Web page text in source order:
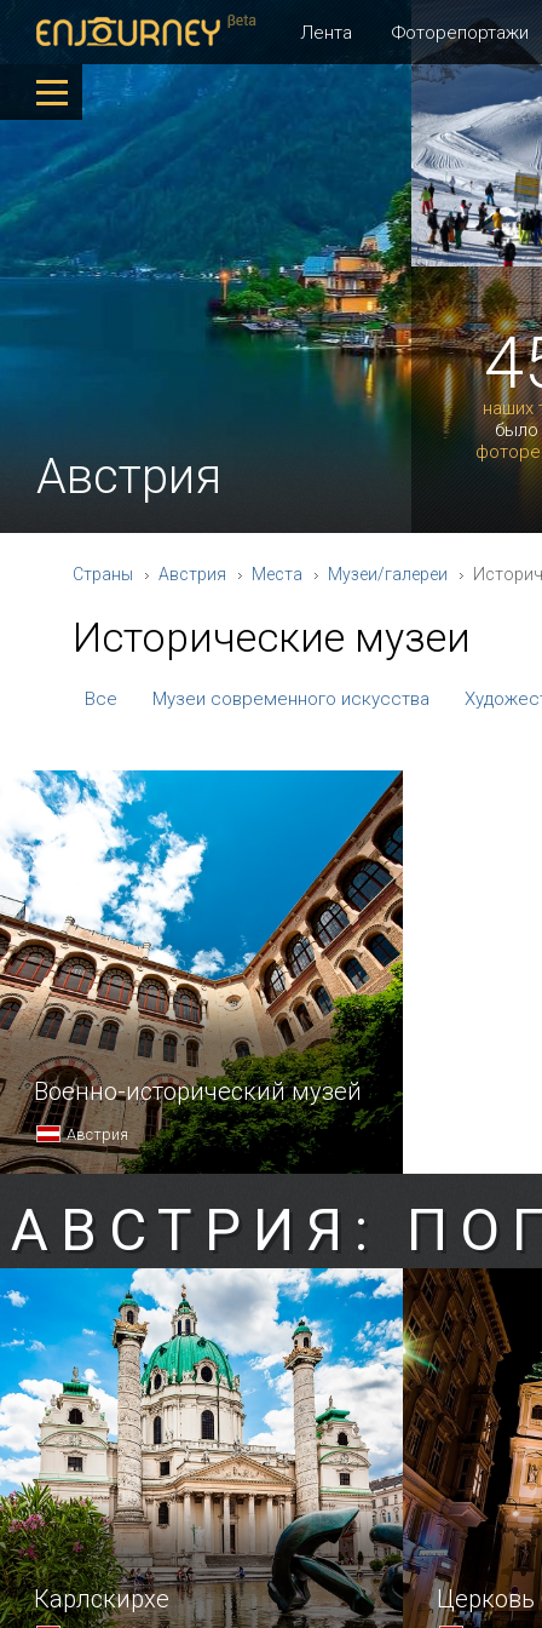
Лента Фоторепортажи
наших
было
Австрия
Страны Австрия Места Музеи/галереи
Исторические музеи
Все Музеи современного искусства
Военно-исторический музей
Австрия
АВСТРИЯ:
Карлскирхе Церковь